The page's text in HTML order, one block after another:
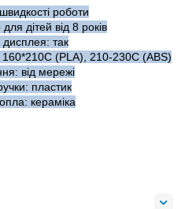
роботи
дітей від 8 років
дисплея: так
160*210C (PLA), 210-230C (ABS)
від мережі
пластик
кераміка